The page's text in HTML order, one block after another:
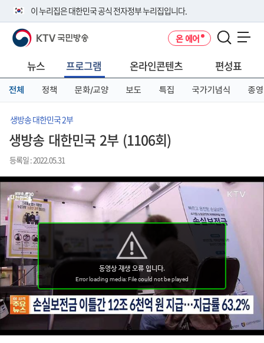
이 누리집은 대한민국 공식 전자정부 누리집입니다.
공식 누리집 주소 확인하기
니다.
이밖에 or.kr 또는 .kr등 다른 도메인 주소를 사용하고 있다면 아래 URL에
서 도메인 주소를 확인해 보세요
KTV 국민방송 온 에어
뉴스 프로그램 온라인콘텐츠 편성표
전체 정책 문화/교양 보도 특집 국가기념식 종영
생방송 대한민국 2부
생방송 대한민국 2부 (1106회)
등록일 : 2022.05.31